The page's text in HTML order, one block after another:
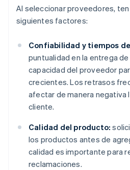
Al seleccionar proveedores,
siguientes factores:
Confiabilidad y tiempos
puntualidad en la entrega
capacidad del proveedor
crecientes. Los retrasos
afectar de manera negativa
cliente.
Calidad del producto:
los productos antes de
calidad es importante para
reclamaciones.